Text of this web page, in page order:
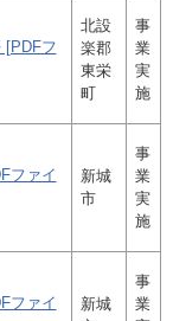
[PDFフ
北設
楽郡
東栄
町
事
業
実
施
ファイ
新城
市
事
業
実
施
ファイ
新城
事
業